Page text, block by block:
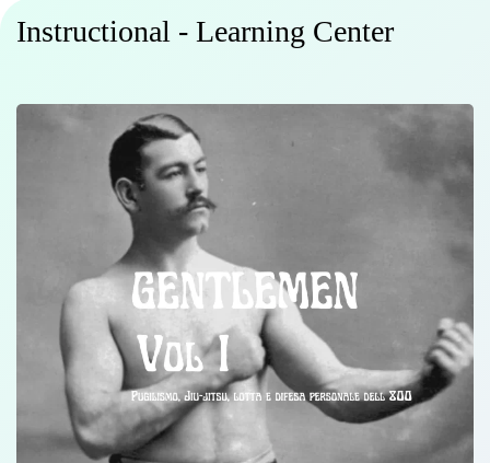
Instructional - Learning Center